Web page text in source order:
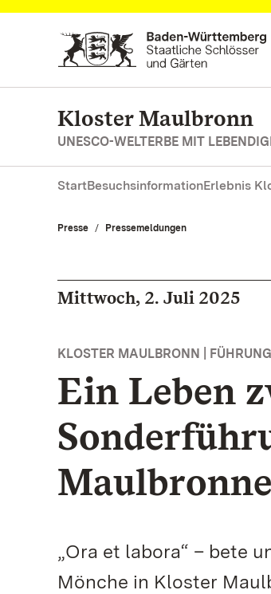
Zum Hauptinhalt springen
Kloster Maulbronn
UNESCO-WELTERBE MIT
StartBesuchsinformationErlebnis
Presse Pressemeldungen
Mittwoch, 2. Juli 2025
KLOSTER MAULBRONN |
Ein Leben
„Ora et labora“ – bete
Mönche in Kloster